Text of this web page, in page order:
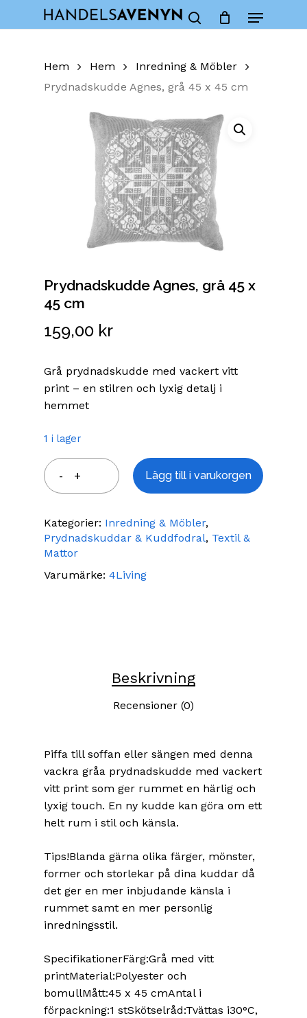
Menu
Cart Close
Hem Hem
Inredning & Möbler
Prydnadskudde Agnes, grå 45 x 45 cm
Prydnadskudde Agnes, grå 45 x
45 cm
159,00 kr
Grå prydnadskudde med vackert vitt
print – en stilren och lyxig detalj i
hemmet
1 i lager
Lägg till i varukorgen
Kategorier: Inredning & Möbler,
Prydnadskuddar & Kuddfodral, Textil &
Mattor
Varumärke: 4Living
Beskrivning
Recensioner (0)
Piffa till soffan eller sängen med denna
vackra gråa prydnadskudde med vackert
vitt print som ger rummet en härlig och
lyxig touch. En ny kudde kan göra om ett
helt rum i stil och känsla.
Tips!Blanda gärna olika färger, mönster,
former och storlekar på dina kuddar då
det ger en mer inbjudande känsla i
rummet samt en mer personlig
inredningsstil.
SpecifikationerFärg:Grå med vitt
printMaterial:Polyester och
bomullMått:45 x 45 cmAntal i
förpackning:1 stSkötselråd:Tvättas i30°C,